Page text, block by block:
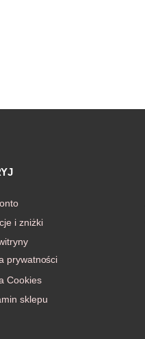
i zniżki
prywatności
Cookies
sklepu